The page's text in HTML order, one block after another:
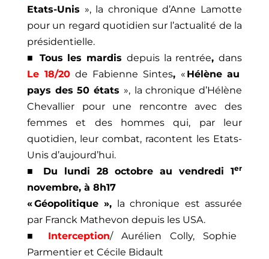
Etats-Unis », la chronique d’Anne Lamotte
pour un regard quotidien sur l’actualité de la
présidentielle.
■ Tous les mardis depuis la rentrée, dans
Le 18/20de Fabienne Sintes, « Hélène au
pays des 50 états »,
la chronique d’Hélène
Chevallier pour une rencontre avec des
femmes et des hommes qui, par leur
quotidien, leur combat, racontent les Etats-
Unis d’aujourd’hui.
■ Du lundi 28 octobre au vendredi 1er
novembre, à 8h17
« Géopolitique »,
la chronique est assurée
par Franck Mathevon depuis les USA.
■ Interception/ Aurélien Colly, Sophie
Parmentier et Cécile Bidault